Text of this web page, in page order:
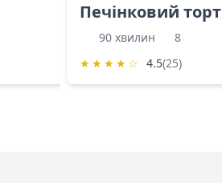
Печінковий торт
90 хвилин
8
★ ★ ★ ★ ☆ 4.5(25)